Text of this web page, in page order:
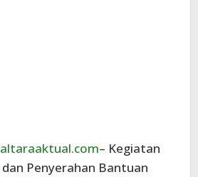
– Kegiatan
Penyerahan Bantuan